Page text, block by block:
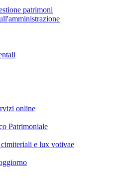
patrimoni
online
Patrimoniale
e lux votivae